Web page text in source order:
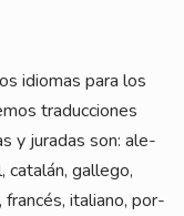
idio­mas para los
tra­duc­cio­nes
y jura­das son: ale­
catalán, gal­le­go,
fran­cés, ita­lia­no, por­